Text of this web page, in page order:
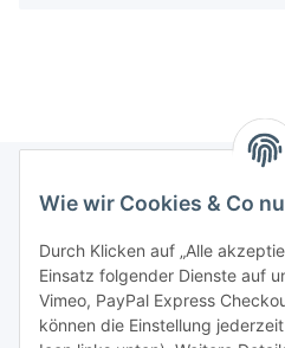
Gesetzliche Informationen
Wie wir Cookies & Co
Durch Klicken auf „Alle
Einsatz folgender Dienste auf
Vimeo, PayPal Express
können die Einstellung